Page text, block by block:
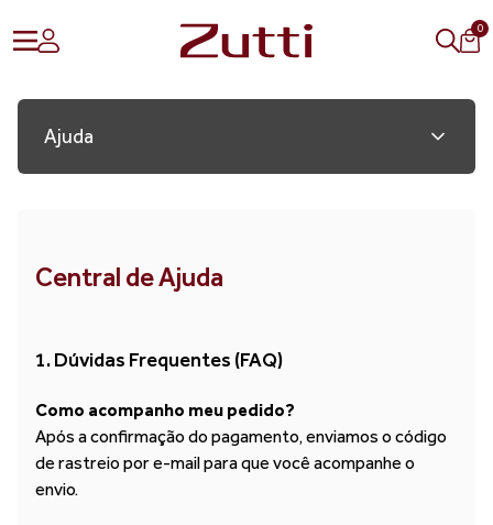
0
Ajuda
Central de Ajuda
1. Dúvidas Frequentes (FAQ)
Como acompanho meu pedido?
Após a confirmação do pagamento, enviamos o código
de rastreio por e-mail para que você acompanhe o
envio.